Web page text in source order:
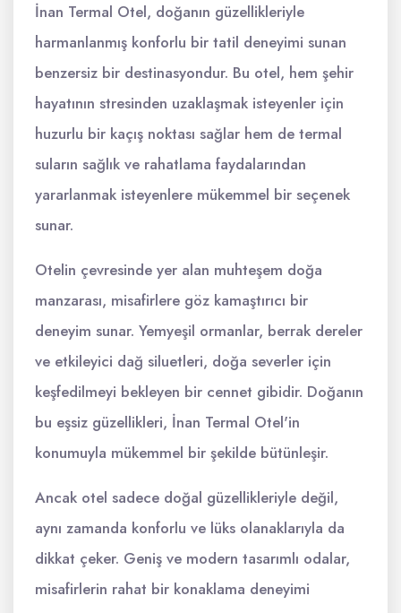
İnan Termal Otel, doğanın güzellikleriyle
harmanlanmış konforlu bir tatil deneyimi sunan
benzersiz bir destinasyondur. Bu otel, hem şehir
hayatının stresinden uzaklaşmak isteyenler için
huzurlu bir kaçış noktası sağlar hem de termal
suların sağlık ve rahatlama faydalarından
yararlanmak isteyenlere mükemmel bir seçenek
sunar.
Otelin çevresinde yer alan muhteşem doğa
manzarası, misafirlere göz kamaştırıcı bir
deneyim sunar. Yemyeşil ormanlar, berrak dereler
ve etkileyici dağ siluetleri, doğa severler için
keşfedilmeyi bekleyen bir cennet gibidir. Doğanın
bu eşsiz güzellikleri, İnan Termal Otel'in
konumuyla mükemmel bir şekilde bütünleşir.
Ancak otel sadece doğal güzellikleriyle değil,
aynı zamanda konforlu ve lüks olanaklarıyla da
dikkat çeker. Geniş ve modern tasarımlı odalar,
misafirlerin rahat bir konaklama deneyimi